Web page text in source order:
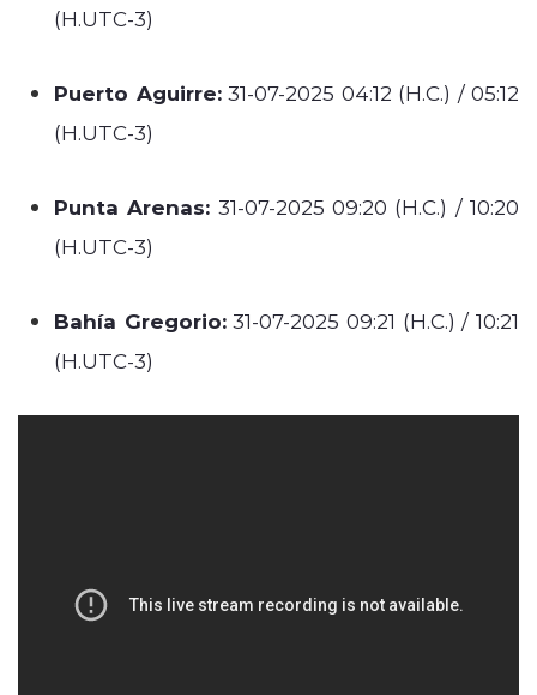
(H.UTC-3)
Puerto Aguirre:31-07-2025 04:12 (H.C.) / 05:12
(H.UTC-3)
Punta Arenas: 31-07-2025 09:20 (H.C.) / 10:20
(H.UTC-3)
Bahía Gregorio:31-07-2025 09:21 (H.C.) / 10:21
(H.UTC-3)